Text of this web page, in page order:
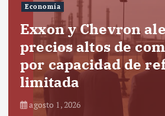
Economía
Exxon y Chevron
precios altos de
por capacidad de
limitada
agosto 1, 2026